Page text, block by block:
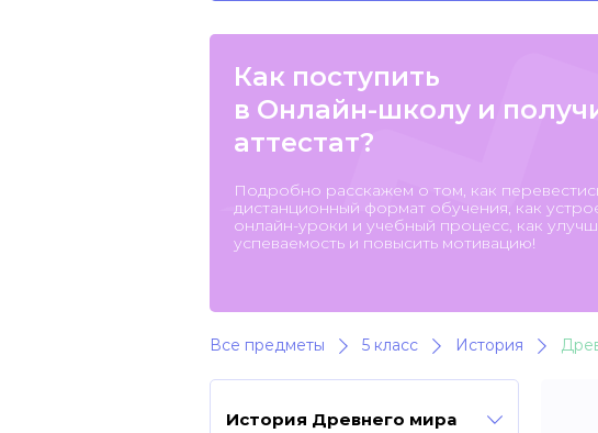
Как поступить
в Онлайн-школу и
аттестат?
Подробно расскажем о том, как
дистанционный формат обучения, как
онлайн-уроки и учебный процесс, как
успеваемость и повысить мотивацию!
Все предметы 5 класс История
История Древнего мира